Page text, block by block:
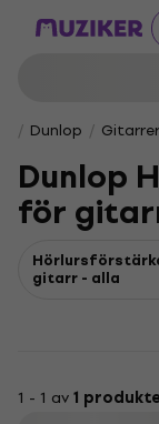
Dunlop Gitarrer
Dunlop
för
gitarr - alla
1 - 1 av1